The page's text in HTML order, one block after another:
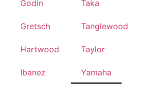
Godin
Gretsch
Hartwood
Ibanez
Taka
Tanglewood
Taylor
Yamaha